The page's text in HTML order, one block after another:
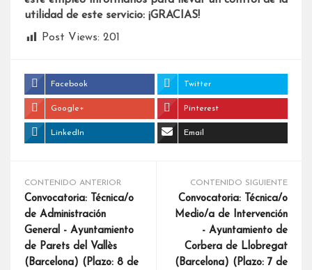
utilidad de este servicio: ¡GRACIAS!
Post Views: 201
Facebook Twitter
Google+ Pinterest
LinkedIn Email
CONTENIDO ANTERIOR
Convocatoria: Técnica/o
de Administración
General - Ayuntamiento
de Parets del Vallès
(Barcelona) (Plazo: 8 de
CONTENIDO SIGUIENTE
Convocatoria: Técnica/o
Medio/a de Intervención
- Ayuntamiento de
Corbera de Llobregat
(Barcelona) (Plazo: 7 de